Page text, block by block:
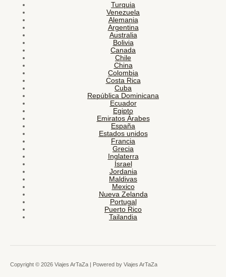
Turquia
Venezuela
Alemania
Argentina
Australia
Bolivia
Canada
Chile
China
Colombia
Costa Rica
Cuba
República Dominicana
Ecuador
Egipto
Emiratos Árabes
España
Estados unidos
Francia
Grecia
Inglaterra
Israel
Jordania
Maldivas
Mexico
Nueva Zelanda
Portugal
Puerto Rico
Tailandia
Copyright © 2026 Viajes ArTaZa | Powered by Viajes ArTaZa